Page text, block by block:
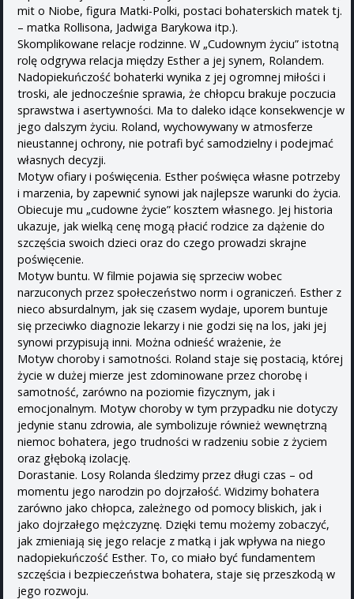
mit o Niobe, figura Matki-Polki, postaci bohaterskich matek tj.
– matka Rollisona, Jadwiga Barykowa itp.).
Skomplikowane relacje rodzinne. W „Cudownym życiu” istotną
rolę odgrywa relacja między Esther a jej synem, Rolandem.
Nadopiekuńczość bohaterki wynika z jej ogromnej miłości i
troski, ale jednocześnie sprawia, że chłopcu brakuje poczucia
sprawstwa i asertywności. Ma to daleko idące konsekwencje w
jego dalszym życiu. Roland, wychowywany w atmosferze
nieustannej ochrony, nie potrafi być samodzielny i podejmać
własnych decyzji.
Motyw ofiary i poświęcenia. Esther poświęca własne potrzeby
i marzenia, by zapewnić synowi jak najlepsze warunki do życia.
Obiecuje mu „cudowne życie” kosztem własnego. Jej historia
ukazuje, jak wielką cenę mogą płacić rodzice za dążenie do
szczęścia swoich dzieci oraz do czego prowadzi skrajne
poświęcenie.
Motyw buntu. W filmie pojawia się sprzeciw wobec
narzuconych przez społeczeństwo norm i ograniczeń. Esther z
nieco absurdalnym, jak się czasem wydaje, uporem buntuje
się przeciwko diagnozie lekarzy i nie godzi się na los, jaki jej
synowi przypisują inni. Można odnieść wrażenie, że
Motyw choroby i samotności. Roland staje się postacią, której
życie w dużej mierze jest zdominowane przez chorobę i
samotność, zarówno na poziomie fizycznym, jak i
emocjonalnym. Motyw choroby w tym przypadku nie dotyczy
jedynie stanu zdrowia, ale symbolizuje również wewnętrzną
niemoc bohatera, jego trudności w radzeniu sobie z życiem
oraz głęboką izolację.
Dorastanie. Losy Rolanda śledzimy przez długi czas – od
momentu jego narodzin po dojrzałość. Widzimy bohatera
zarówno jako chłopca, zależnego od pomocy bliskich, jak i
jako dojrzałego mężczyznę. Dzięki temu możemy zobaczyć,
jak zmieniają się jego relacje z matką i jak wpływa na niego
nadopiekuńczość Esther. To, co miało być fundamentem
szczęścia i bezpieczeństwa bohatera, staje się przeszkodą w
jego rozwoju.